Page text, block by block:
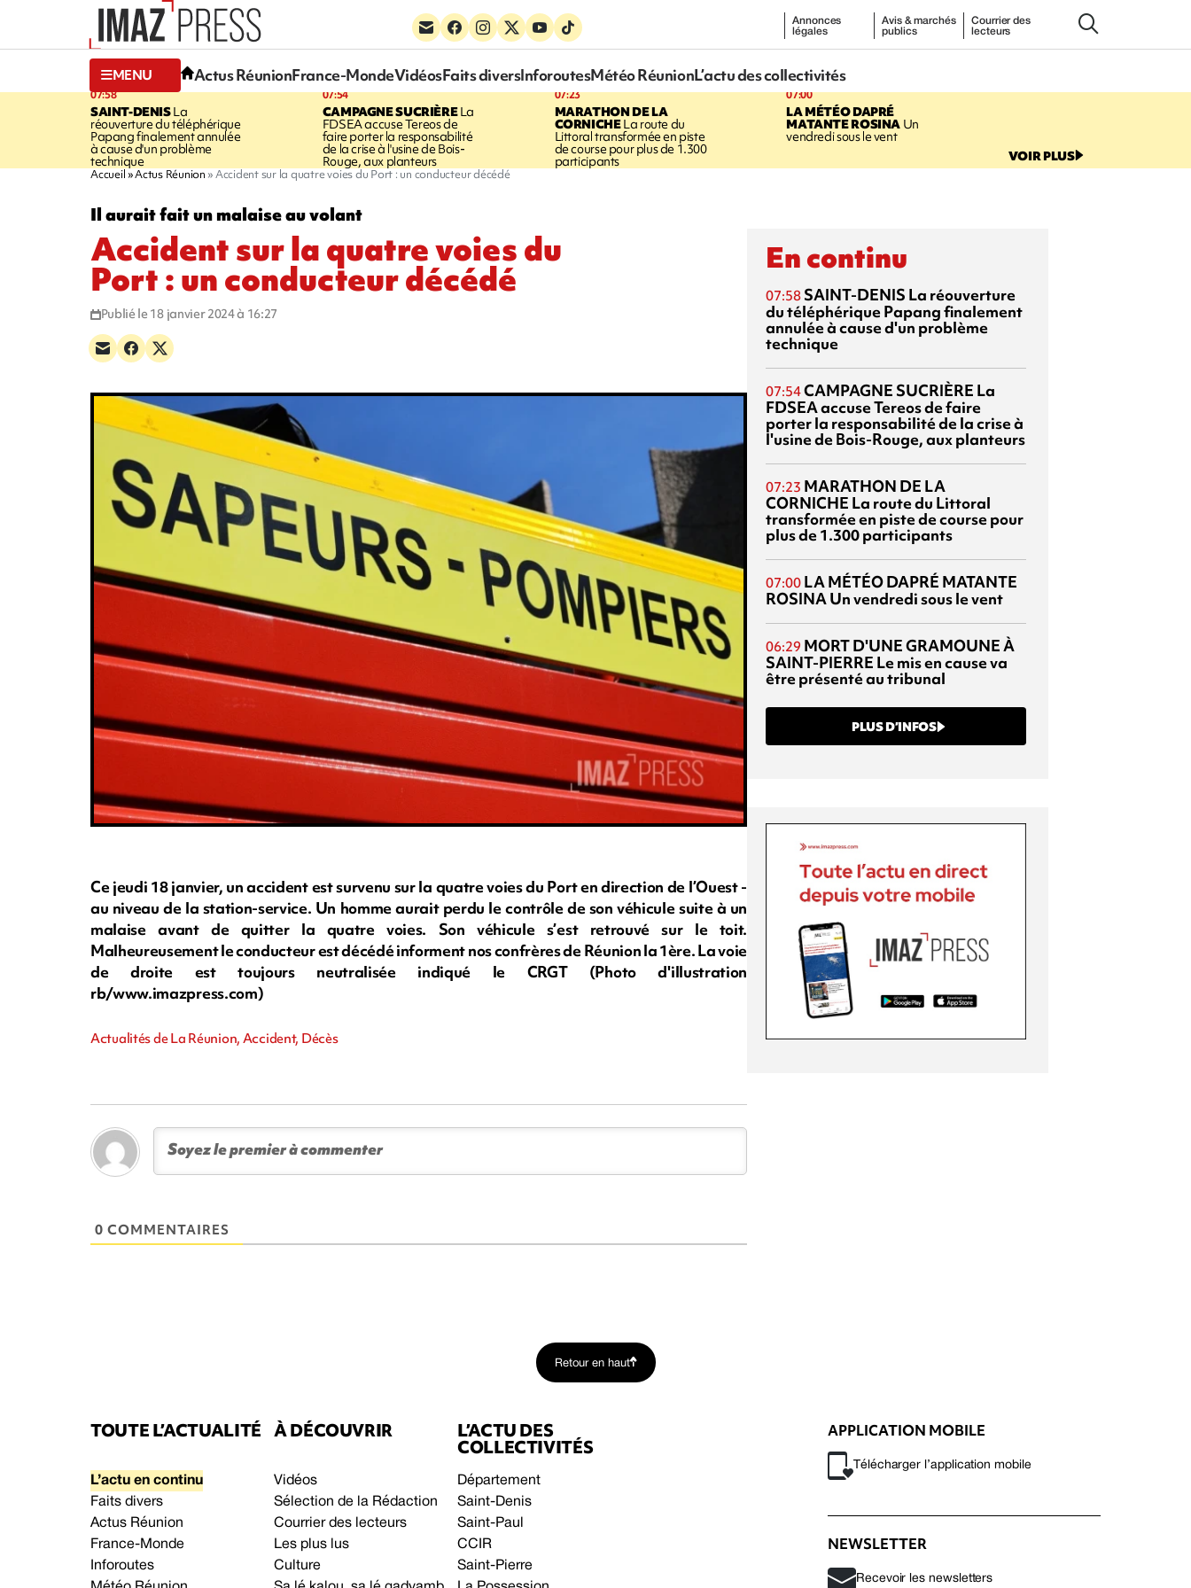
Annonces
légales
Avis & marchés
publics
Courrier des
lecteurs
MENU Actus RéunionFrance-MondeVidéosFaits diversInforoutesMétéo RéunionL’actu des collectivités
07:58
SAINT-DENISLa
réouverture du téléphérique
Papang finalement annulée
à cause d'un problème
technique
07:54
CAMPAGNE SUCRIÈRELa
FDSEA accuse Tereos de
faire porter la responsabilité
de la crise à l'usine de Bois-
Rouge, aux planteurs
07:23
MARATHON DE LA
CORNICHELa route du
Littoral transformée en piste
de course pour plus de 1.300
participants
07:00
LA MÉTÉO DAPRÉ
MATANTE ROSINAUn
vendredi sous le vent
VOIR PLUS
Accueil Actus Réunion Accident sur la quatre voies du Port : un conducteur décédé
Il aurait fait un malaise au volant
Accident sur la quatre voies du
Port : un conducteur décédé
Publié le 18 janvier 2024 à 16:27
Ce jeudi 18 janvier, un accident est survenu sur la quatre voies du Port en direction de l’Ouest -
au niveau de la station-service. Un homme aurait perdu le contrôle de son véhicule suite à un
malaise avant de quitter la quatre voies. Son véhicule s’est retrouvé sur le toit.
Malheureusement le conducteur est décédé informent nos confrères de Réunion la 1ère. La voie
de droite est toujours neutralisée indiqué le CRGT (Photo d'illustration
rb/www.imazpress.com)
Actualités de La Réunion, Accident, Décès
0 COMMENTAIRES
En continu
07:58 SAINT-DENIS La réouverture
du téléphérique Papang finalement
annulée à cause d'un problème
technique
07:54CAMPAGNE SUCRIÈRE La
FDSEA accuse Tereos de faire
porter la responsabilité de la crise à
l'usine de Bois-Rouge, aux planteurs
07:23 MARATHON DE LA
CORNICHE La route du Littoral
transformée en piste de course pour
plus de 1.300 participants
07:00 LA MÉTÉO DAPRÉ MATANTE
ROSINAUn vendredi sous le vent
06:29 MORT D'UNE GRAMOUNE À
SAINT-PIERRE Le mis en cause va
être présenté au tribunal
PLUS D’INFOS
Retour en haut
TOUTE L’ACTUALITÉ
L’actu en continu
Faits divers
Actus Réunion
France-Monde
Inforoutes
À DÉCOUVRIR
Vidéos
Sélection de la Rédaction
Courrier des lecteurs
Les plus lus
Culture
L’ACTU DES
COLLECTIVITÉS
Département
Saint-Denis
Saint-Paul
CCIR
Saint-Pierre
APPLICATION MOBILE
Télécharger l’application mobile
NEWSLETTER
Recevoir les newsletters